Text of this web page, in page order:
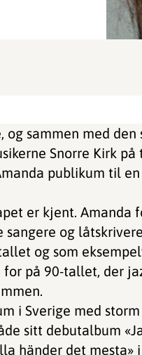
sammen med den
Snorre Kirk
publikum til
er kjent. Amanda
sangere og
og som
for på 90-tallet, der
i Sverige med
sitt debutalbum
händer det mesta»